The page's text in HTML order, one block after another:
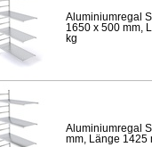
Aluminiumregal
1650 x 500 mm,
kg
Aluminiumregal
mm, Länge 1425